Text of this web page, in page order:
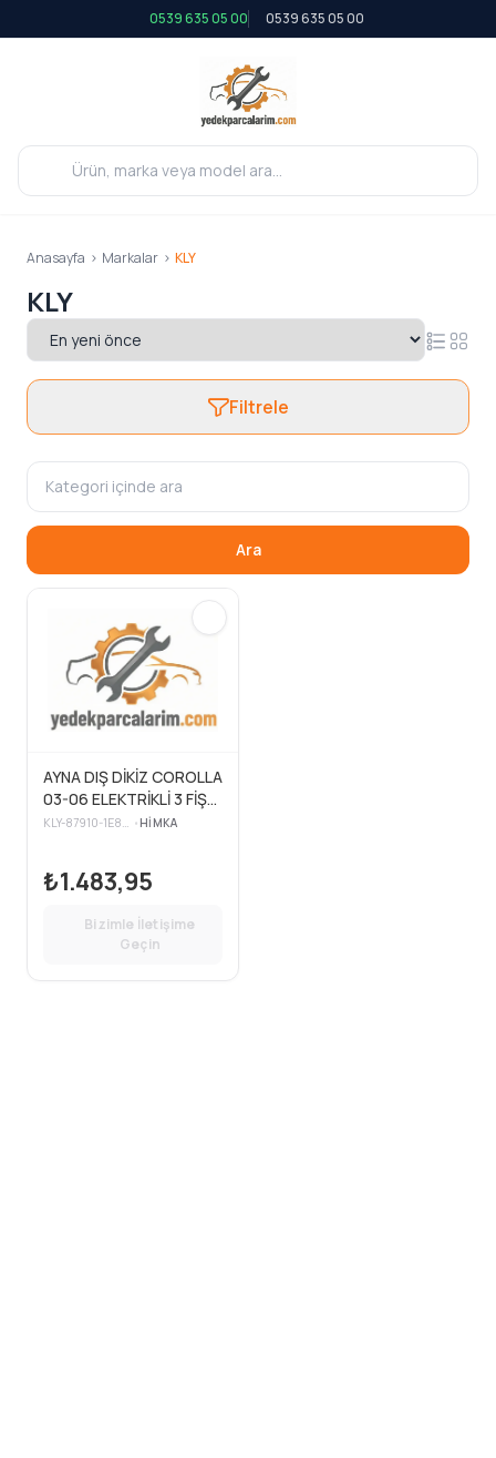
0539 635 05 00 0539 635 05 00
Anasayfa > Markalar > KLY
KLY
Filtrele
Ara
AYNA DIŞ DİKİZ COROLLA
03-06 ELEKTRİKLİ 3 FİŞ
SAĞ
KLY-87910-1E860 • HIMKA
₺1.483,95
Bizimle İletişime
Geçin